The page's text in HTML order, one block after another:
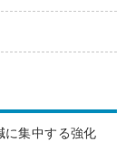
集中する強化